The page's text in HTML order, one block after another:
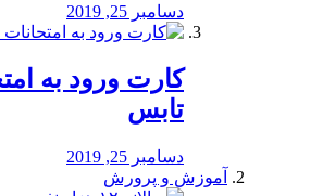
دسامبر 25, 2019
کارت ورود به
تابس
دسامبر 25, 2019
آموزش و پرورش